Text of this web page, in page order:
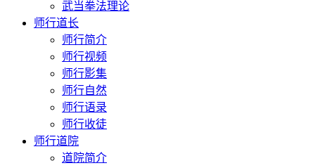
武当拳法理论
师行道长
师行简介
师行视频
师行影集
师行自然
师行语录
师行收徒
师行道院
道院简介